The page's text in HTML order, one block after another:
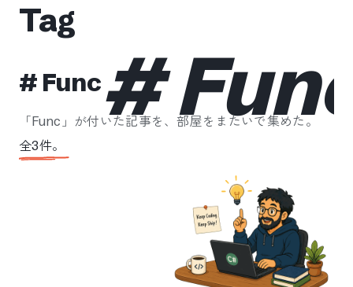
#
Tag
# Func
「Func 」が付いた記事を、部屋をまたいで集めた。
全3件。